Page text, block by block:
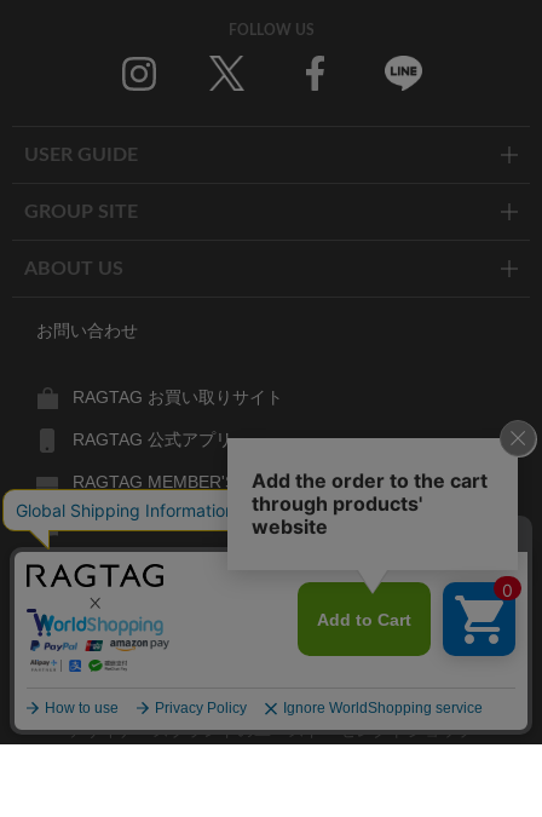
FOLLOW US
USER GUIDE
GROUP SITE
ABOUT US
お問い合わせ
RAGTAG お買い取りサイト
RAGTAG 公式アプリ
RAGTAG MEMBER'S CARD
RAGTAG MAGAZINE
RAGTAG Global
RAGTAG
デザイナーズブランドのユーズド・セレクトショップ